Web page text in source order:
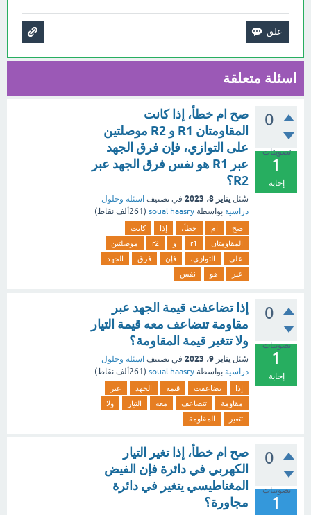
اسئلة متعلقة
0
تصويتات
1
إجابة
صح ام خطأ، إذا كانت
المقاومتان R1 و R2 موصلتين
على التوازي، فإن فرق الجهد
عبر R1 هو نفس فرق الجهد عبر
R2؟
سُئل يناير 8، 2023 في تصنيف اسئلة وحلول
دراسية بواسطة soual haasry
( 261ألف نقاط)
صح ام خطأ، إذا
كانت
المقاومتان
r1 و r2
موصلتين
على
التوازي، فإن فرق
الجهد
عبر
هو نفس
0
تصويتات
1
إجابة
إذا تضاعفت قيمة الجهد عبر
مقاومة تتضاعف معه قيمة التيار
ولا تتغير قيمة المقاومة؟
سُئل يناير 9، 2023 في تصنيف اسئلة وحلول
دراسية بواسطة soual haasry
( 261ألف نقاط)
إذا تضاعفت قيمة الجهد
عبر
مقاومة
تتضاعف معه التيار
ولا
تتغير
المقاومة
0
تصويتات
1
صح ام خطأ، إذا تغير التيار
الكهربي في دائرة فإن الفيض
المغناطيسي يتغير في دائرة
مجاورة؟